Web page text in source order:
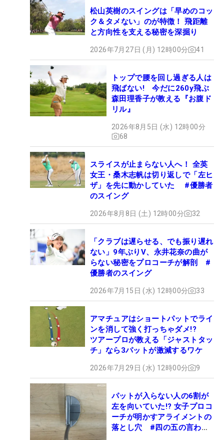
松山英樹のスイングは「早めのコッ
ク＆タメない」のが特徴！ 飛距離
と方向性を支える秘密を深掘り
2026年7月27日 (月) 12時00分 41
トップで腰を回し過ぎる人は
飛ばない! 今だに260y飛ぶ
森田理香子が教える『お腹ド
リル』
2026年8月5日 (水) 12時00分
68
スライスが止まらない人へ！ 全英
女王・桑木志帆は切り返しで「左ヒ
ザ」を先に動かしていた #優勝者
のスイング
2026年8月8日 (土) 12時00分 32
「クラブは遅らせる、でも振り遅れ
ない」9年ぶりV、永井花奈の曲が
らない秘密をプロコーチが解剖 #
優勝者のスイング
2026年7月15日 (水) 12時00分 33
アマチュアはショートパットでライ
ンを消して強く打っちゃダメ!?
ツアープロが教える「ジャストタッ
チ」なら3パットが激減するワケ
2026年7月29日 (水) 12時00分 9
パットが入らない人の6割が
左を向いていた!? 女子プロコ
ーチが明かすアライメントの
落とし穴 #四の五の言わず